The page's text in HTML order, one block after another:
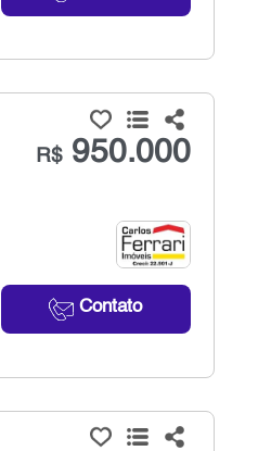
R$950.000
Contato